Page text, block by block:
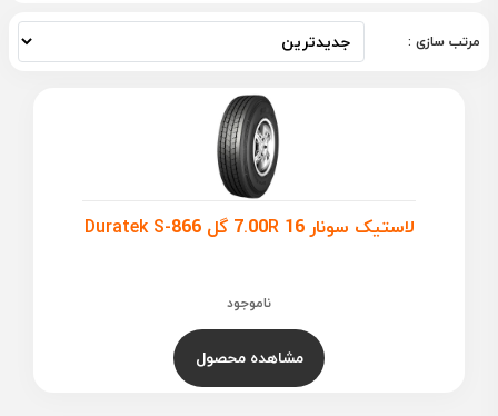
مرتب سازی :
لاستیک سونار 7.00R 16 گل Duratek S-866
ناموجود
مشاهده محصول